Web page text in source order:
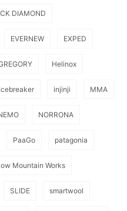
DIAMOND
EVERNEW EXPED
Helinox
Icebreaker injinji MMA
NORRONA
PaaGo patagonia
Mountain Works
SLIDE smartwool